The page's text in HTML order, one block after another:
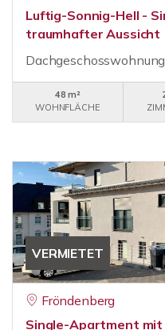
Luftig-Sonnig-Hell -
traumhafter Aussicht
Dachgeschosswohnung
48 m²
WOHNFLÄCHE
VERMIETET
Fröndenberg
Single-Apartment mit